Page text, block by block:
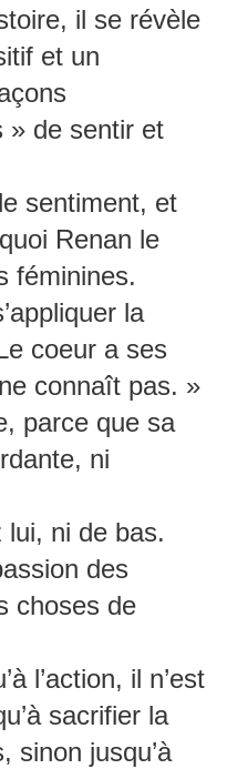
il se révèle
et un
» de sentir et
sentiment, et
Renan le
féminines.
la
coeur a ses
connaît pas. »
parce que sa
ni
lui, ni de bas.
des
choses de
l’action, il n’est
sacrifier la
sinon jusqu’à